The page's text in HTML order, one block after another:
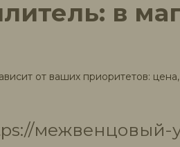
в
от ваших приоритетов:
межвенцовый-